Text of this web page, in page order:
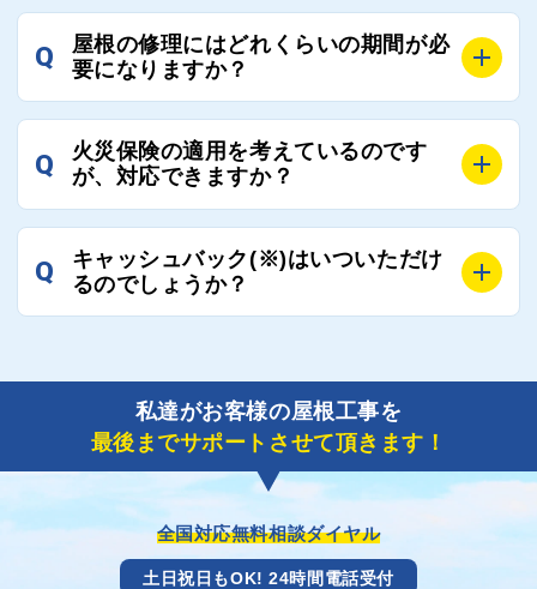
れる必要はございませんので、いつでもお気軽にご相
談ください。
工事業者にもよりますが、おおよそ現地調査後3日～1
週間前後にはお届けできます。
ご連絡いただき、屋根コネクトから直ちに紹介の工事
業者へ状況確認の連絡をし、即時対応するよう指示を
いたしますので、お気軽にお申し付けください。
Q
屋根の修理にはどれくらいの期間が必
要になりますか？
工事業者の状況や屋根の状態、工事の内容、天候によ
って工事期間は変わりますが、目安としては、おおよ
また、急ぎの場合などは屋根コネクトとしても全面的
にご協力いたしますので、ご相談ください。可能な限
り期間を短縮できる状況の工事業者を選定させていた
だきます。
Q
火災保険の適用を考えているのです
が、対応できますか？
風災補償を適用される場合は、専門家による視察と必
Q
キャッシュバック(※)はいついただけ
るのでしょうか？
了しましたら、キャッシュバック(※)申込みフォーム
に各項目を入力いただいた上で送信してください。
その内容を屋根コネクトが確認できた日時から翌月末
までには送付手配させていただきます。
※キャッシュバックの金額は契約金額によって異なり
ます。
私達がお客様の屋根工事を
最後までサポートさせて頂きます！
全国対応無料相談ダイヤル
土日祝日もOK! 24時間電話受付